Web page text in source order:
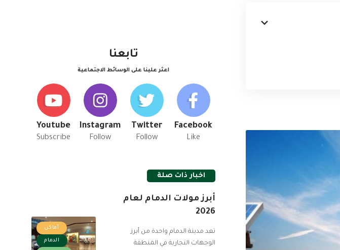
تابعنا
اعثر علينا على الوسائط الاجتماعية
Facebook
Like
Twitter
Follow
Instagram
Follow
Youtube
Subscribe
اخبار ذات صلة
أماكن
الدمام
أبرز مولات الدمام لعام
2026
تعد مدينة الدمام واحدة من أبرز
الوجهات التجارية في المنطقة